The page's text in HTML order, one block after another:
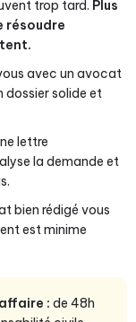
trop tard. Plus
résoudre
avec un avocat
dossier solide et
lettre
la demande et
bien rédigé vous
est minime
: de 48h